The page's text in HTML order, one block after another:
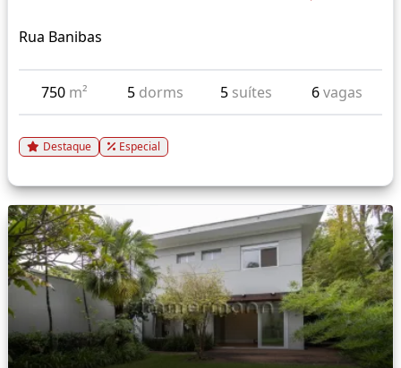
Rua Banibas
750 m² 5 dorms 5 suítes 6vagas
Destaque Especial